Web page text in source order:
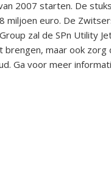
2007 starten. De
miljoen euro. De
zal de SPn Utility
brengen, maar ook zorg
Ga voor meer